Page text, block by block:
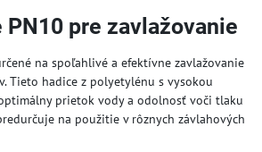
PN10 pre zavlažovanie
na spoľahlivé a efektívne zavlažovanie
Tieto hadice z polyetylénu s vysokou
prietok vody a odolnosť voči tlaku
na použitie v rôznych závlahových